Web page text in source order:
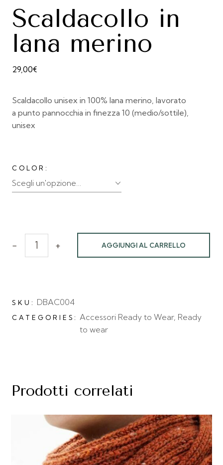
Scaldacollo in
lana merino
29,00€
Scaldacollo unisex in 100% lana merino, lavorato
a punto pannocchia in finezza 10 (medio/sottile),
unisex
COLOR
Scegli un'opzione…
- + AGGIUNGI AL CARRELLO
SKU: DBAC004
CATEGORIES: Accessori Ready to Wear, Ready
to wear
Prodotti correlati